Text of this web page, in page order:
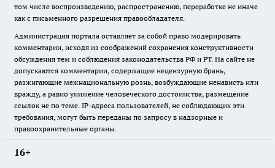
том числе воспроизведению, распространению, переработке не иначе
как с письменного разрешения правообладателя.
Администрация портала оставляет за собой право модерировать
комментарии, исходя из соображений сохранения конструктивности
обсуждения тем и соблюдения законодательства РФ и РТ. На сайте не
допускаются комментарии, содержащие нецензурную брань,
разжигающие межнациональную рознь, возбуждающие ненависть или
вражду, а равно унижение человеческого достоинства, размещение
ссылок не по теме. IP-адреса пользователей, не соблюдающих эти
требования, могут быть переданы по запросу в надзорные и
правоохранительные органы.
16+